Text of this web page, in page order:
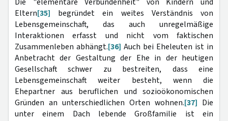
Eltern[35] begründet ein weites Verständnis von
Lebensgemeinschaft, das auch unregelmäßige
Interaktionen erfasst und nicht vom faktischen
Zusammenleben abhängt.[36] Auch bei Eheleuten ist in
Anbetracht der Gestaltung der Ehe in der heutigen
Gesellschaft schwer zu bestreiten, dass eine
Lebensgemeinschaft weiter besteht, wenn die
Ehepartner aus beruflichen und sozioökonomischen
Gründen an unterschiedlichen Orten wohnen.[37] Die
unter einem Dach lebende Großfamilie ist ein